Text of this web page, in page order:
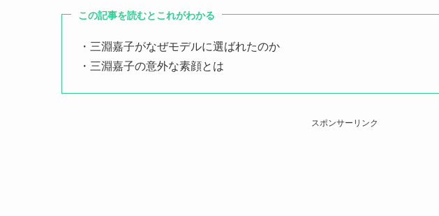
この記事を読むとこれがわかる
・三淵嘉子がなぜモデルに選ばれたのか
・三淵嘉子の意外な素顔とは
スポンサーリンク